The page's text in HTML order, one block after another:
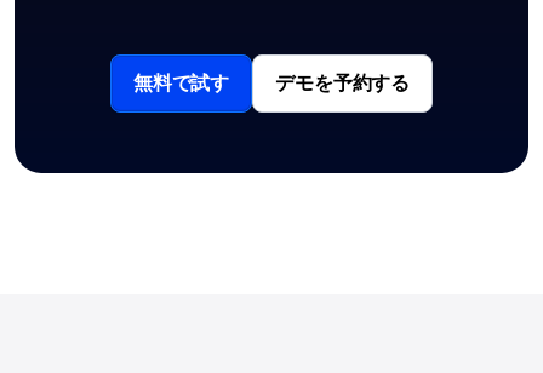
無料で試す デモを予約する